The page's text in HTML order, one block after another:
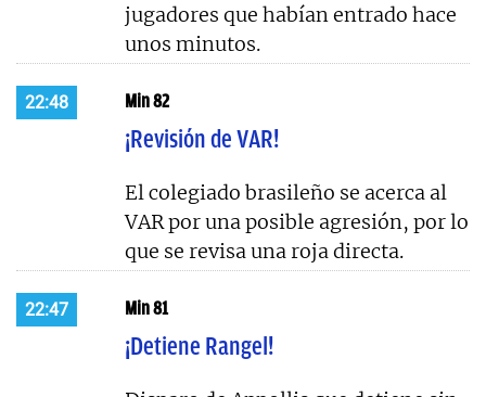
jugadores que habían entrado hace
unos minutos.
22:48 Min 82
¡Revisión de VAR!
El colegiado brasileño se acerca al
VAR por una posible agresión, por lo
que se revisa una roja directa.
22:47 Min 81
¡Detiene Rangel!